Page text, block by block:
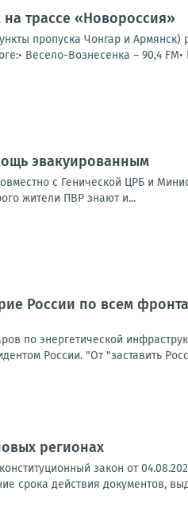
трассе «Новороссия»
пропуска Чонгар и Армянск)
Весело-Вознесенка – 90,4 FM•
эвакуированным
с Генической ЦРБ и
жители ПВР знают и...
России по всем
по энергетической
России. "От "заставить
регионах
закон от
срока действия документов,